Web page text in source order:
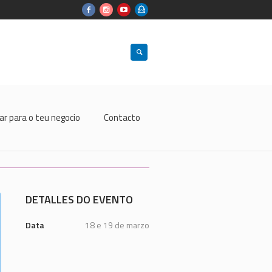
para o teu negocio Contacto
DETALLES DO EVENTO
Data 18 e 19 de marzo